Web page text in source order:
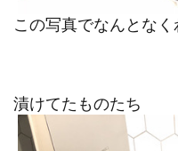
この写真でなんとなく
漬けてたものたち